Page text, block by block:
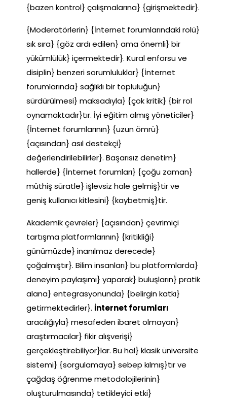
{bazen kontrol} çalışmalarına} {girişmektedir}.
{Moderatörlerin} {İnternet forumlarındaki rolü}
sık sıra} {göz ardı edilen} ama önemli} bir
yükümlülük} içermektedir}. Kural enforsu ve
disiplin} benzeri sorumluluklar} {İnternet
forumlarında} sağlıklı bir topluluğun}
sürdürülmesi} maksadıyla} {çok kritik} {bir rol
oynamaktadır}tır. İyi eğitim almış yöneticiler}
{İnternet forumlarının} {uzun ömrü}
{açısından} asıl destekçi}
değerlendirilebilirler}. Başarısız denetim}
hallerde} {İnternet forumları} {çoğu zaman}
müthiş süratle} işlevsiz hale gelmiş}tir ve
geniş kullanıcı kitlesini} {kaybetmiş}tir.
Akademik çevreler} {açısından} çevrimiçi
tartışma platformlarının} {kritikliği}
günümüzde} inanılmaz derecede}
çoğalmıştır}. Bilim insanları} bu platformlarda}
deneyim paylaşımı} yaparak} buluşların} pratik
alana} entegrasyonunda} {belirgin katkı}
getirmektedirler}. İnternet forumları
aracılığıyla} mesafeden ibaret olmayan}
araştırmacılar} fikir alışverişi}
gerçekleştirebiliyor}lar. Bu hal} klasik üniversite
sistemi} {sorgulamaya} sebep kılmış}tır ve
çağdaş öğrenme metodolojilerinin}
oluşturulmasında} tetikleyici etki}